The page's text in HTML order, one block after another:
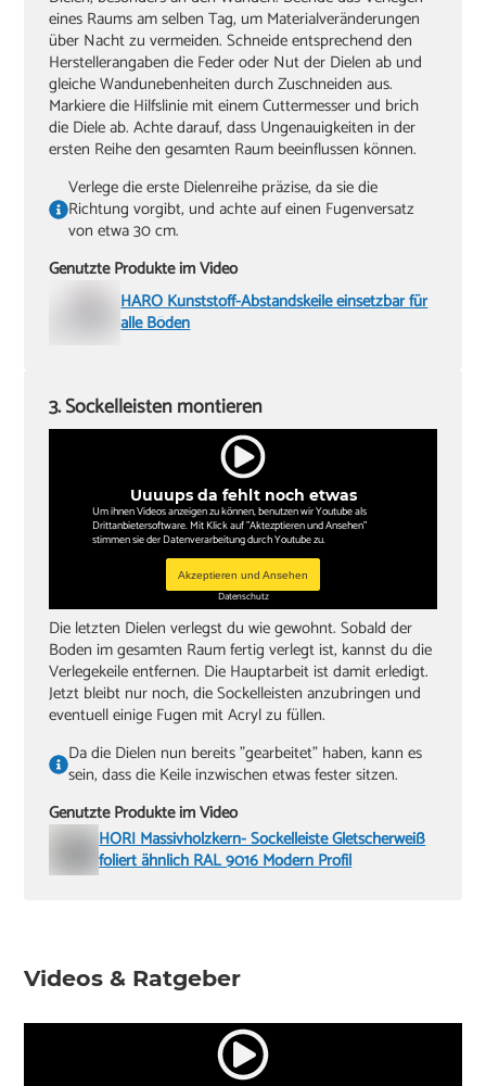
eines Raums am selben Tag, um Materialveränderungen
über Nacht zu vermeiden. Schneide entsprechend den
Herstellerangaben die Feder oder Nut der Dielen ab und
gleiche Wandunebenheiten durch Zuschneiden aus.
Markiere die Hilfslinie mit einem Cuttermesser und brich
die Diele ab. Achte darauf, dass Ungenauigkeiten in der
ersten Reihe den gesamten Raum beeinflussen können.
Verlege die erste Dielenreihe präzise, da sie die
Richtung vorgibt, und achte auf einen Fugenversatz
von etwa 30 cm.
Genutzte Produkte im Video
HARO Kunststoff-Abstandskeile einsetzbar für
alle Böden
Uuuups da fehlt noch etwas
Um ihnen Videos anzeigen zu können, benutzen wir Youtube als
Drittanbietersoftware. Mit Klick auf "Aktezptieren und Ansehen"
stimmen sie der Datenverarbeitung durch Youtube zu.
Akzeptieren und Ansehen
Datenschutz
3. Sockelleisten montieren
Die letzten Dielen verlegst du wie gewohnt. Sobald der
Boden im gesamten Raum fertig verlegt ist, kannst du die
Verlegekeile entfernen. Die Hauptarbeit ist damit erledigt.
Jetzt bleibt nur noch, die Sockelleisten anzubringen und
eventuell einige Fugen mit Acryl zu füllen.
Da die Dielen nun bereits "gearbeitet" haben, kann es
sein, dass die Keile inzwischen etwas fester sitzen.
Genutzte Produkte im Video
HORI Massivholzkern- Sockelleiste Gletscherweiß
foliert ähnlich RAL 9016 Modern Profil
Videos & Ratgeber